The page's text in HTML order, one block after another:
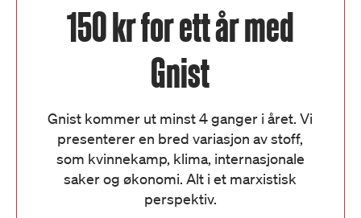
150 kr for ett år med
Gnist
Gnist kommer ut minst 4 ganger i året. Vi
presenterer en bred variasjon av stoff,
som kvinnekamp, klima, internasjonale
saker og økonomi. Alt i et marxistisk
perspektiv.